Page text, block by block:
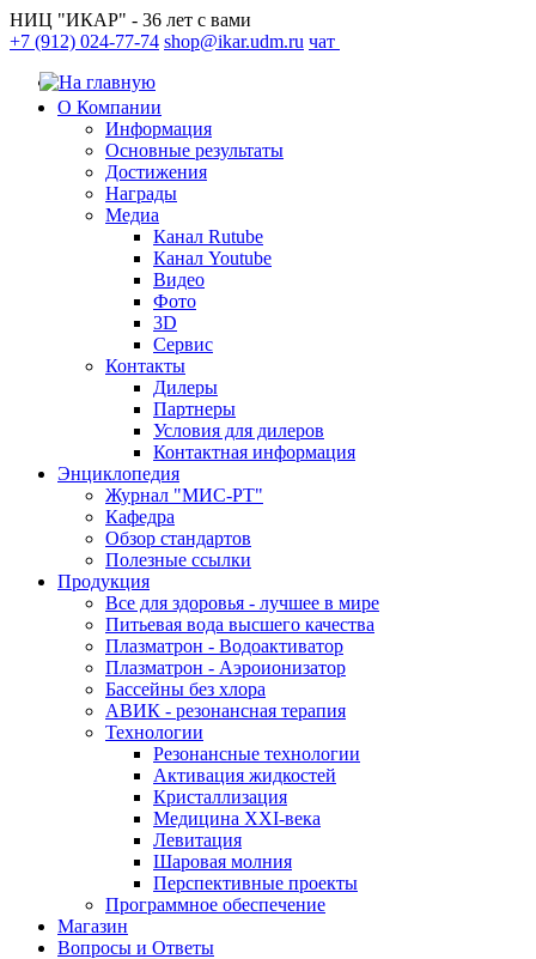
НИЦ "ИКАР" - 36 лет с вами
+7 (912) 024-77-74 shop@ikar.udm.ru чат
О Компании
Информация
Основные результаты
Достижения
Награды
Медиа
Канал Rutube
Канал Youtube
Видео
Фото
3D
Сервис
Контакты
Дилеры
Партнеры
Условия для дилеров
Контактная информация
Энциклопедия
Журнал "МИС-РТ"
Кафедра
Обзор стандартов
Полезные ссылки
Продукция
Все для здоровья - лучшее в мире
Питьевая вода высшего качества
Плазматрон - Водоактиватор
Плазматрон - Аэроионизатор
Бассейны без хлора
АВИК - резонансная терапия
Технологии
Резонансные технологии
Активация жидкостей
Кристаллизация
Медицина XXI-века
Левитация
Шаровая молния
Перспективные проекты
Программное обеспечение
Магазин
Вопросы и Ответы